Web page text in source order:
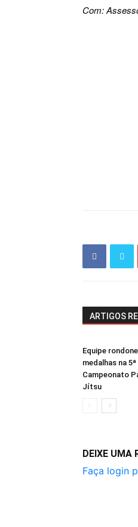
Com:
ARTIGOS
Equipe
medalhas na
Campeonato
Jítsu
DEIXE UMA
Faça login